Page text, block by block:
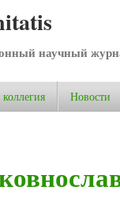
научный
Новости